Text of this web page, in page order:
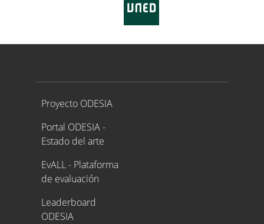
Proyecto ODESIA
Proyecto ODESIA
Portal ODESIA -
Estado del arte
EvALL - Plataforma
de evaluación
Leaderboard
ODESIA